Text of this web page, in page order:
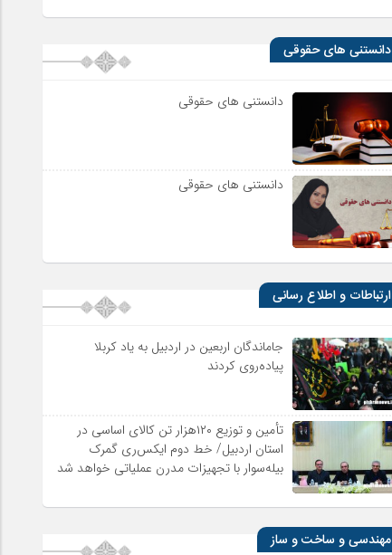
دانستنی های حقوقی
دانستنی های حقوقی
دانستنی های حقوقی
ارتباطات و اطلاع رسانی
جاماندگان اربعین در اردبیل به یاد کربلا
پیاده‌روی کردند
تأمین و توزیع ۱۲۰هزار تن کالای اساسی در
استان اردبیل/ خط دوم ایکس‌ری گمرک
بیله‌سوار با تجهیزات مدرن عملیاتی خواهد شد
مهندسی و ساخت و ساز